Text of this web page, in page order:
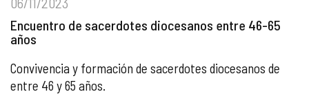
Encuentro de sacerdotes diocesanos entre 46-65
años
Convivencia y formación de sacerdotes diocesanos de
entre 46 y 65 años.